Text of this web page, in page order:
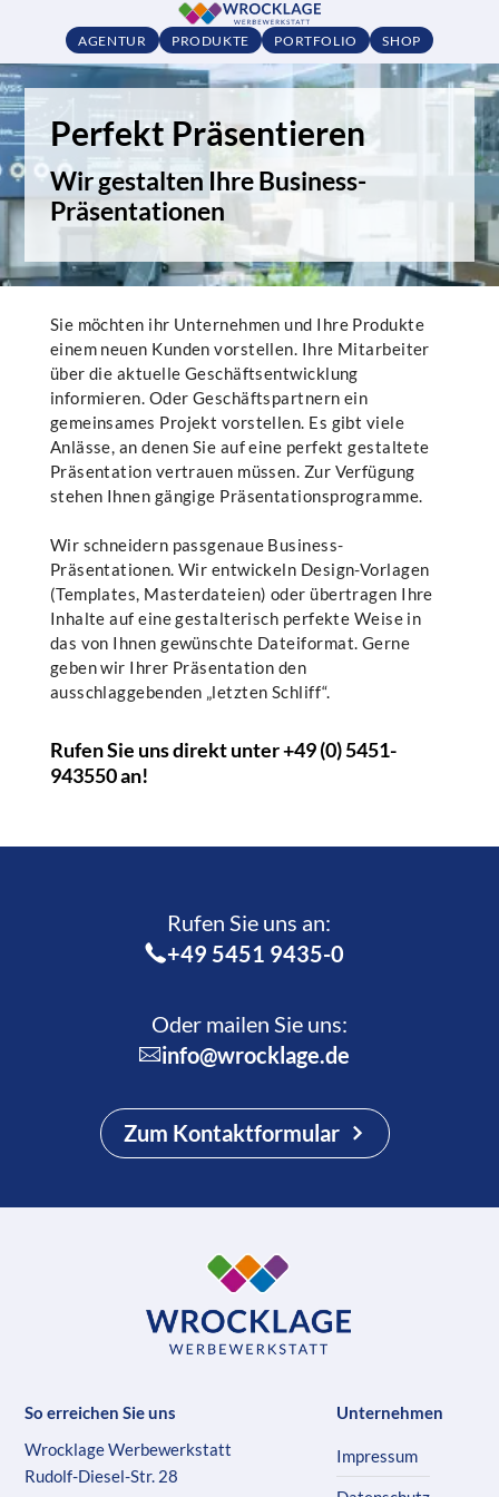
AGENTUR PRODUKTE PORTFOLIO SHOP
Perfekt Präsentieren
Wir gestalten Ihre Business-
Präsentationen
Sie möchten ihr Unternehmen und Ihre Produkte
einem neuen Kunden vorstellen. Ihre Mitarbeiter
über die aktuelle Geschäftsentwicklung
informieren. Oder Geschäftspartnern ein
gemeinsames Projekt vorstellen. Es gibt viele
Anlässe, an denen Sie auf eine perfekt gestaltete
Präsentation vertrauen müssen. Zur Verfügung
stehen Ihnen gängige Präsentationsprogramme.
Wir schneidern passgenaue Business-
Präsentationen. Wir entwickeln Design-Vorlagen
(Templates, Masterdateien) oder übertragen Ihre
Inhalte auf eine gestalterisch perfekte Weise in
das von Ihnen gewünschte Dateiformat. Gerne
geben wir Ihrer Präsentation den
ausschlaggebenden „letzten Schliff“.
Rufen Sie uns direkt unter +49 (0) 5451-
943550 an!
Rufen Sie uns an:­
+49 5451 9435-0
Oder mailen Sie uns:
info@wrocklage.de
Zum Kontaktformular
So erreichen Sie uns
Wrocklage Werbewerkstatt
Rudolf-Diesel-Str. 28
Unternehmen
Impressum